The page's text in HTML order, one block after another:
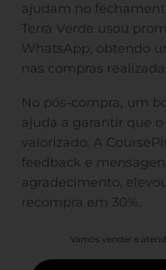
ajudam no
Terra Verde usou
WhatsApp, obtendo
nas compras
No pós-compra, um
ajuda a garantir que
valorizado. A
feedback e
agradecimento,
recompra em 30%.
Vamos vender e